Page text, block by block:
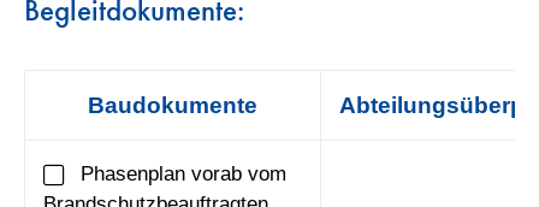
Begleitdokumente:
Baudokumente
Phasenplan vorab vom